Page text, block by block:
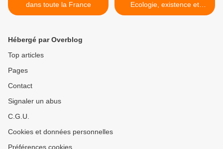
dans toute la France
Ecologie, existence et
reconstruction de la
Hébergé par Overblog
Top articles
Pages
Contact
Signaler un abus
C.G.U.
Cookies et données personnelles
Préférences cookies